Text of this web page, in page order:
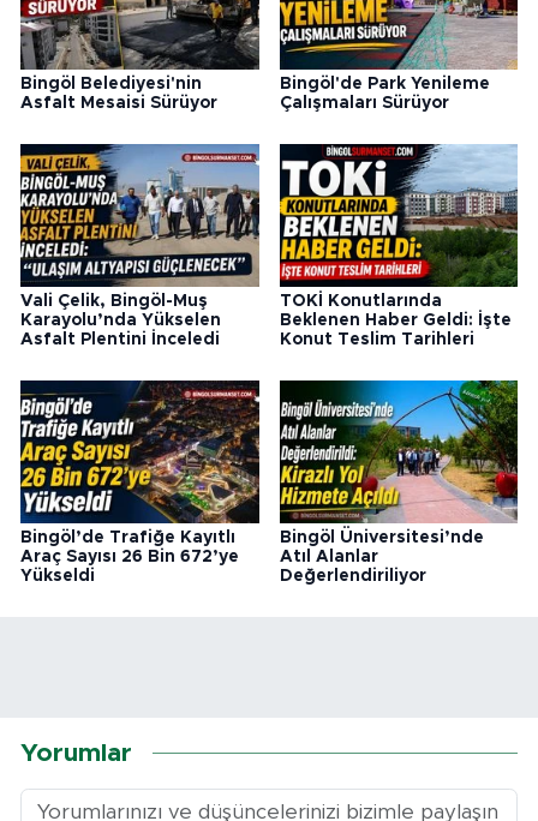
Bingöl Belediyesi'nin
Asfalt Mesaisi Sürüyor
Bingöl'de Park Yenileme
Çalışmaları Sürüyor
Vali Çelik, Bingöl-Muş
Karayolu’nda Yükselen
Asfalt Plentini İnceledi
TOKİ Konutlarında
Beklenen Haber Geldi: İşte
Konut Teslim Tarihleri
Bingöl’de Trafiğe Kayıtlı
Araç Sayısı 26 Bin 672’ye
Yükseldi
Bingöl Üniversitesi’nde
Atıl Alanlar
Değerlendiriliyor
Yorumlar